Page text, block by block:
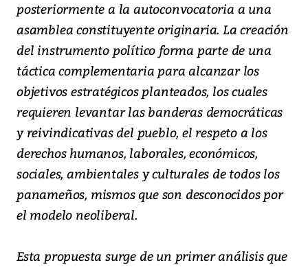
posteriormente a la autoconvocatoria a una
asamblea constituyente originaria. La creación
del instrumento político forma parte de una
táctica complementaria para alcanzar los
objetivos estratégicos planteados, los cuales
requieren levantar las banderas democráticas
y reivindicativas del pueblo, el respeto a los
derechos humanos, laborales, económicos,
sociales, ambientales y culturales de todos los
panameños, mismos que son desconocidos por
el modelo neoliberal.
Esta propuesta surge de un primer análisis que